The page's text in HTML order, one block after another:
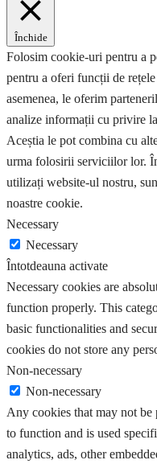
Închide
Folosim cookie-uri pentru a
pentru a oferi funcții de
asemenea, le oferim
analize informații cu privire
Aceștia le pot combina cu
urma folosirii serviciilor lor.
utilizați website-ul nostru,
noastre cookie.
Necessary
Necessary
Întotdeauna activate
Necessary cookies are
function properly. This
basic functionalities and
cookies do not store any
Non-necessary
Non-necessary
Any cookies that may not be
to function and is used
analytics, ads, other